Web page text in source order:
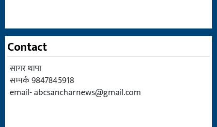
Contact
सागर थापा
सम्पर्क 9847845918
email-abcsancharnews@gmail.com